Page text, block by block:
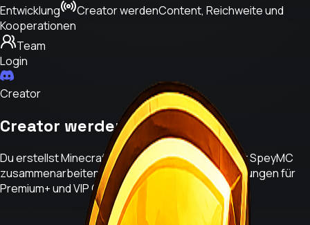
Entwicklung
Creator werdenContent, Reichweite und
Kooperationen
Team
Login
Creator
Creator werden bei SpeyMC.
Du erstellst Minecraft-Content und möchtest mit SpeyMC
zusammenarbeiten? Hier findest du die Anforderungen für
Premium+ und VIP Creator.